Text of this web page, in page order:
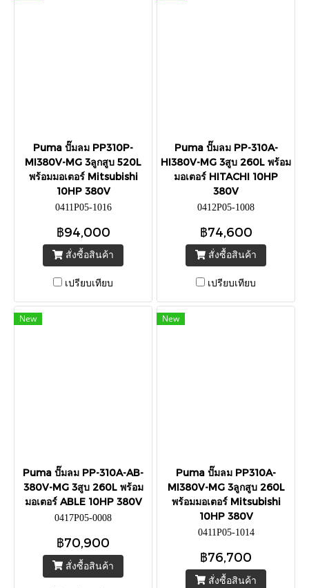
Puma ปั๊มลม PP310P-
MI380V-MG 3ลูกสูบ 520L
พร้อมมอเตอร์ Mitsubishi
10HP 380V
0411P05-1016
฿94,000
สั่งซื้อสินค้า
เปรียบเทียบ
Puma ปั๊มลม PP-310A-
HI380V-MG 3สูบ 260L พร้อม
มอเตอร์ HITACHI 10HP
380V
0412P05-1008
฿74,600
สั่งซื้อสินค้า
เปรียบเทียบ
New
Puma ปั๊มลม PP-310A-AB-
380V-MG 3สูบ 260L พร้อม
มอเตอร์ ABLE 10HP 380V
0417P05-0008
฿70,900
สั่งซื้อสินค้า
New
Puma ปั๊มลม PP310A-
MI380V-MG 3ลูกสูบ 260L
พร้อมมอเตอร์ Mitsubishi
10HP 380V
0411P05-1014
฿76,700
สั่งซื้อสินค้า